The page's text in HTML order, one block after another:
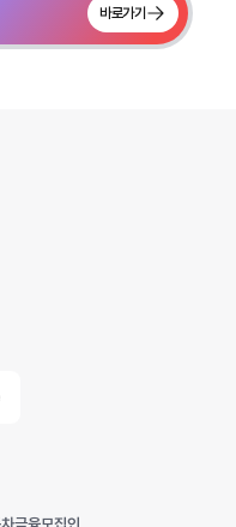
바로가기